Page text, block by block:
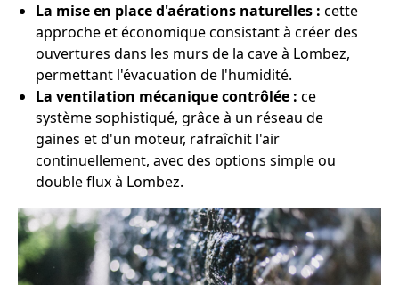
La mise en place d'aérations naturelles : cette
approche et économique consistant à créer des
ouvertures dans les murs de la cave à Lombez,
permettant l'évacuation de l'humidité.
La ventilation mécanique contrôlée : ce
système sophistiqué, grâce à un réseau de
gaines et d'un moteur, rafraîchit l'air
continuellement, avec des options simple ou
double flux à Lombez.